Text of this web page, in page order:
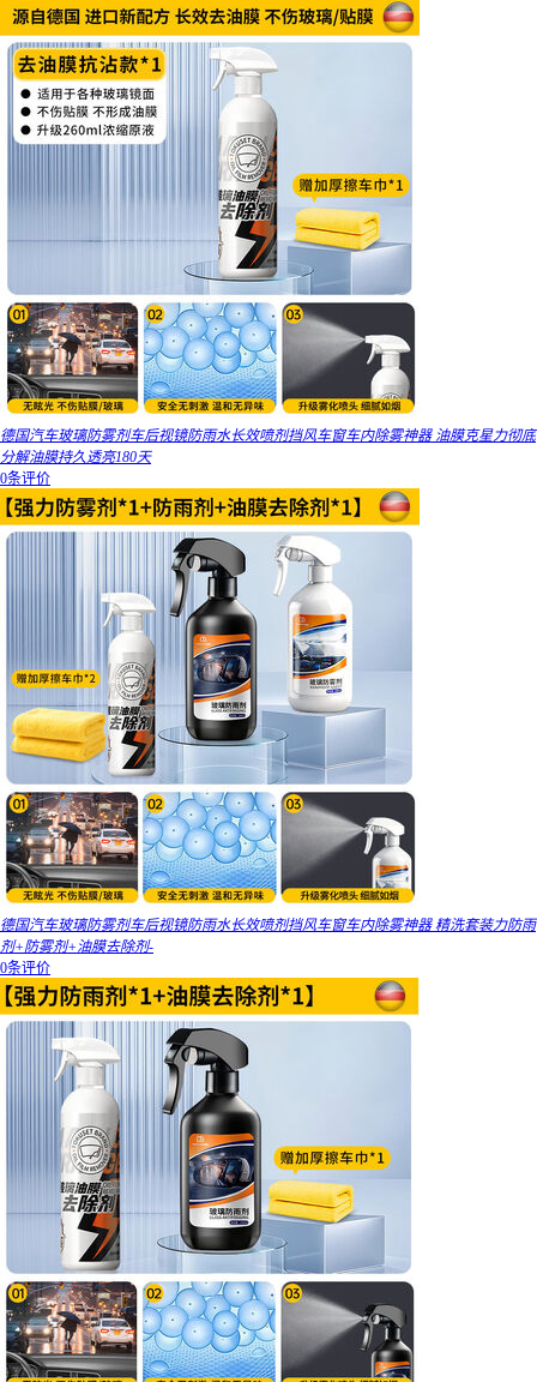
德国汽车玻璃防雾剂车后视镜防雨水长效喷剂挡风车窗车内除雾神器 油膜克星力彻底
分解油膜持久透亮180天
0条评价
德国汽车玻璃防雾剂车后视镜防雨水长效喷剂挡风车窗车内除雾神器 精洗套装力防雨
剂+防雾剂+油膜去除剂-
0条评价